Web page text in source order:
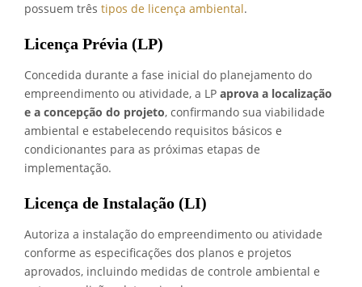
possuem três tipos de licença ambiental.
Licença Prévia (LP)
Concedida durante a fase inicial do planejamento do
empreendimento ou atividade, a LP aprova a localização
e a concepção do projeto, confirmando sua viabilidade
ambiental e estabelecendo requisitos básicos e
condicionantes para as próximas etapas de
implementação.
Licença de Instalação (LI)
Autoriza a instalação do empreendimento ou atividade
conforme as especificações dos planos e projetos
aprovados, incluindo medidas de controle ambiental e